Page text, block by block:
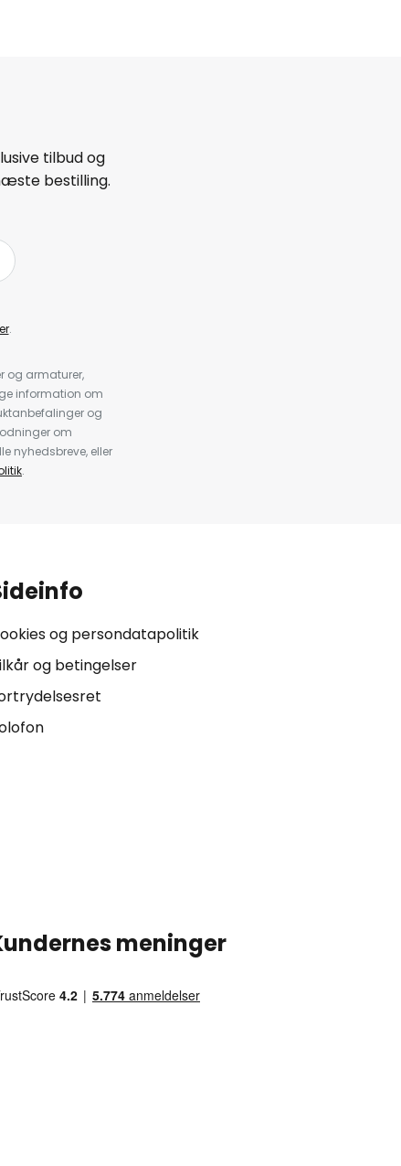
tilbud og
bestilling.
.
og armaturer,
information om
og
om
nyhedsbreve, eller
.
og persondatapolitik
og betingelser
meninger